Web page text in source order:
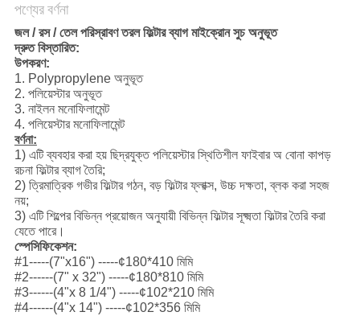
পণ্যের বর্ণনা
জল / রস / তেল পরিস্রাবণ তরল ফিল্টার ব্যাগ মাইক্রোন সুচ অনুভূত
দ্রুত বিস্তারিত:
উপকরণ:
1. Polypropylene অনুভূত
2. পলিয়েস্টার অনুভূত
3. নাইলন মনোফিলামেন্ট
4. পলিয়েস্টার মনোফিলামেন্ট
বর্ণনা:
1) এটি ব্যবহার করা হয় ছিদ্রযুক্ত পলিয়েস্টার স্থিতিশীল ফাইবার অ বোনা কাপড়
রচনা ফিল্টার ব্যাগ তৈরি;
2) ত্রিমাত্রিক গভীর ফিল্টার গঠন, বড় ফিল্টার ফ্লাক্স, উচ্চ দক্ষতা, ব্লক করা সহজ
নয়;
3) এটি শিল্পের বিভিন্ন প্রয়োজন অনুযায়ী বিভিন্ন ফিল্টার সূক্ষ্মতা ফিল্টার তৈরি করা
যেতে পারে।
স্পেসিফিকেশন:
#1-----(7"x16") -----¢180*410 মিমি
#2------(7" x 32") -----¢180*810 মিমি
#3------(4"x 8 1/4") -----¢102*210 মিমি
#4------(4"x 14") -----¢102*356 মিমি